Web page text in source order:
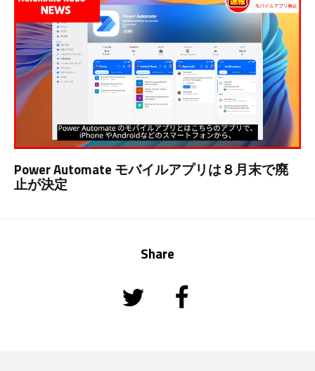
Power Automate モバイルアプリは８月末で廃
止が決定
Share